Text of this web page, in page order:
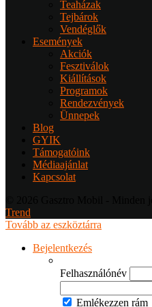
Teaházak
Tejbárok
Vendéglők
Események
Akciók
Fesztiválok
Kiállítások
Programok
Rendezvények
Ünnepek
Blog
GYIK
Támogatóink
Médiaajánlat
Kapcsolat
Trend
Tovább az eszköztárra
Bejelentkezés
Felhasználónév
Emlékezzen rám